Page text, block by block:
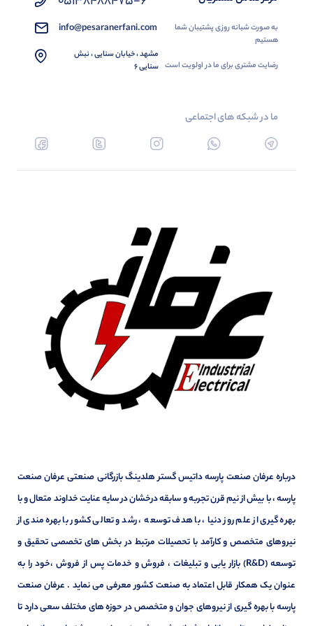
به صورت شبانه روزی پشتیبان شما
هستیم
رضایت مشتری برای ما در اولویت است
info@pesaranerfani.com
مشهد ، خیابان سنایی ، نبش
سنایی 6
ما در شبکه های اجتماعی
درباره عرفان صنعت پارسه داتیس گستر هلدینگ بازرگانی صنعتی عرفان صنعت
پارسه ، با بیش از نیم قرن تجربه و سابقه درخشان در سایه عنایت خداوند متعال و با
بهره گیری از علم روز دنیا ، با هدف توسعه ، رشد و تعالی کشور با بهره مندی از
نیروهای متخصص و کارآمد با تحصیلات مرتبط در بخش های تخصصی تحقیق و
توسعه (R&D) بازار یابی و تبلیغات ، فروش و خدمات پس از فروش ،خود را به
عنوان یک همکار قابل اعتماد به صنعت کشور معرفی می نماید . عرفان صنعت
پارسه با بهره گیری از نیروهای جوان و متخصص در حوزه های مختلف سعی دارد تا